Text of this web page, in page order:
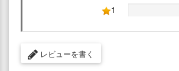
1
レビューを書く